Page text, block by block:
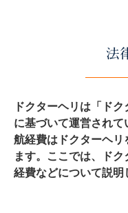
法
ドクターヘリは「ド
に基づいて運営され
航経費はドクターヘ
ます。ここでは、ド
経費などについて説明